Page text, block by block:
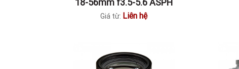
Giá từ: Liên hệ